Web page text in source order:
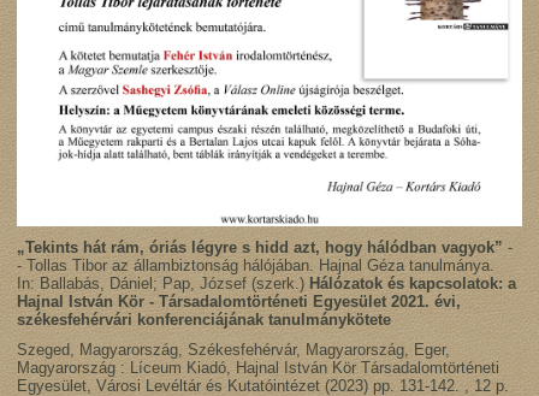
„Tekints hát rám, óriás légyre s hidd azt, hogy hálódban vagyok” -
- Tollas Tibor az állambiztonság hálójában. Hajnal Géza tanulmánya.
In: Ballabás, Dániel; Pap, József (szerk.) Hálózatok és kapcsolatok: a
Hajnal István Kör - Társadalomtörténeti Egyesület 2021. évi,
székesfehérvári konferenciájának tanulmánykötete
Szeged, Magyarország, Székesfehérvár, Magyarország, Eger,
Magyarország : Líceum Kiadó ,Hajnal István Kör Társadalomtörténeti
Egyesület ,Városi Levéltár és Kutatóintézet (2023) pp. 131-142. , 12 p.